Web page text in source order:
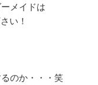
メイドは
い！
のか・・・笑